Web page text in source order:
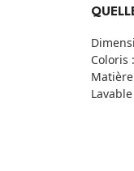
Coloris